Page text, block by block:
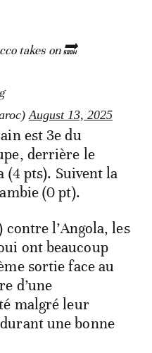
takes on
August 13, 2025
est 3e du
derrière le
(4 pts). Suivent la
(0 pt).
l’Angola, les
ont beaucoup
sortie face au
d’une
malgré leur
une bonne